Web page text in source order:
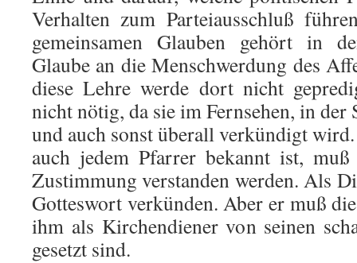
Verhalten zum Parteiausschluß
gemeinsamen Glauben gehört in
Glaube an die Menschwerdung des
diese Lehre werde dort nicht
nicht nötig, da sie im Fernsehen, in
und auch sonst überall verkündigt
auch jedem Pfarrer bekannt ist, muß
Zustimmung verstanden werden. Als
Gotteswort verkünden. Aber er muß
ihm als Kirchendiener von seinen
gesetzt sind.